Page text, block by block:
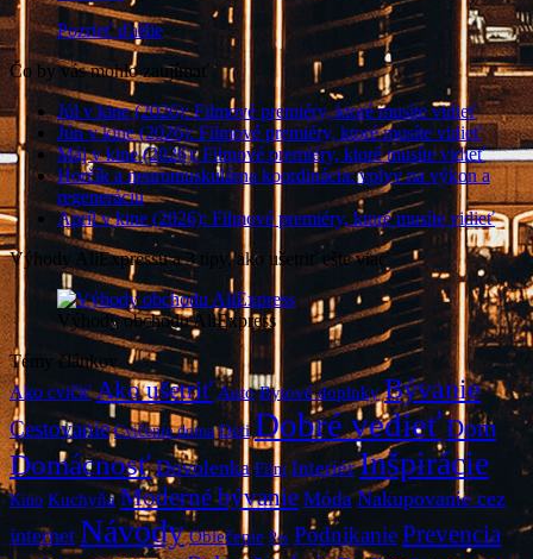
Pozrieť ďalšie
Čo by vás mohlo zaujímať
Júl v kine (2026): Filmové premiéry, ktoré musíte vidieť
Jún v kine (2026): Filmové premiéry, ktoré musíte vidieť
Máj v kine (2026): Filmové premiéry, ktoré musíte vidieť
Horčík a neuromuskulárna koordinácia: vplyv na výkon a
regeneráciu
Apríl v kine (2026): Filmové premiéry, ktoré musíte vidieť
Výhody AliExpressu a 3 tipy, ako ušetriť ešte viac
Výhody obchodu AliExpress
Témy článkov
Ako cvičiť Ako ušetriť Auto Bytové doplnky Bývanie
Cestovanie Cvičenie doma Deti Dobré vedieťDom
Domácnosť Dovolenka Film Interiér Inšpirácie
Kino Kuchyňa Moderné bývanie Móda Nakupovanie cez
internet Návody Oblečenie Pes PodnikaniePrevencia